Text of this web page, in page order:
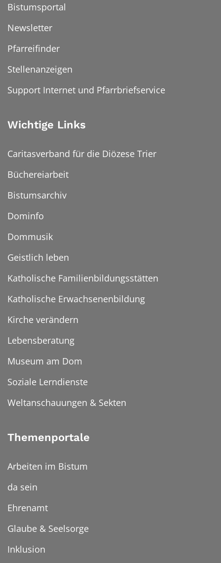
Bistumsportal
Newsletter
Pfarreifinder
Stellenanzeigen
Support Internet und Pfarrbriefservice
Wichtige Links
Caritasverband für die Diözese Trier
Büchereiarbeit
Bistumsarchiv
Dominfo
Dommusik
Geistlich leben
Katholische Familienbildungsstätten
Katholische Erwachsenenbildung
Kirche verändern
Lebensberatung
Museum am Dom
Soziale Lerndienste
Weltanschauungen & Sekten
Themenportale
Arbeiten im Bistum
da sein
Ehrenamt
Glaube & Seelsorge
Inklusion